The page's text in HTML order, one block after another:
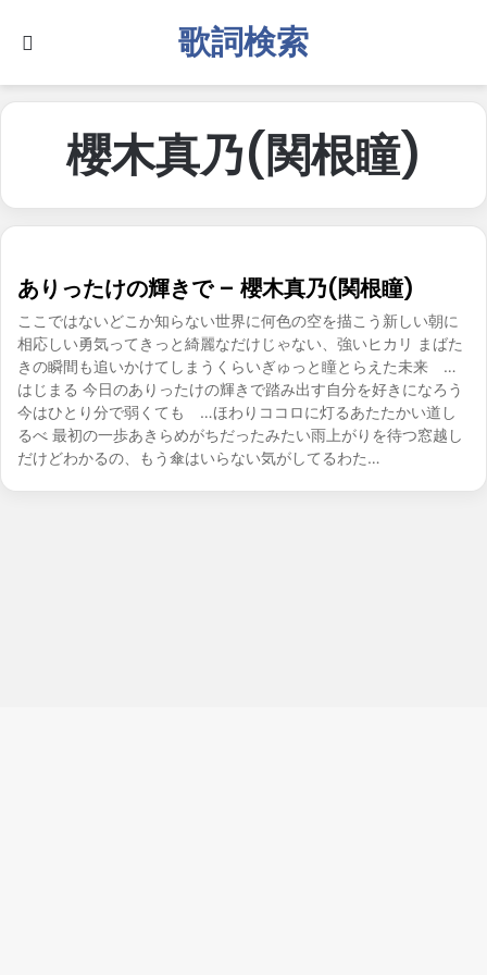
歌詞検索
櫻木真乃(関根瞳)
ありったけの輝きで – 櫻木真乃(関根瞳)
ここではないどこか知らない世界に何色の空を描こう新しい朝に
相応しい勇気ってきっと綺麗なだけじゃない、強いヒカリ まばた
きの瞬間も追いかけてしまうくらいぎゅっと瞳とらえた未来 …
はじまる 今日のありったけの輝きで踏み出す自分を好きになろう
今はひとり分で弱くても …ほわりココロに灯るあたたかい道し
るべ 最初の一歩あきらめがちだったみたい雨上がりを待つ窓越し
だけどわかるの、もう傘はいらない気がしてるわた…